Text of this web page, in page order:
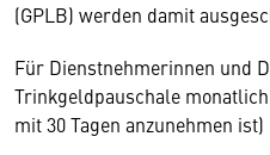
(GPLB) werden damit
Für Dienstnehmerinnen und
Trinkgeldpauschale
mit 30 Tagen anzunehmen ist)